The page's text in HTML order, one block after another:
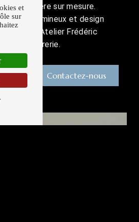
une verrière sur mesure.
espace lumineux et design
de l'Atelier Frédéric
Serrurerie.
Contactez-nous
et
sur